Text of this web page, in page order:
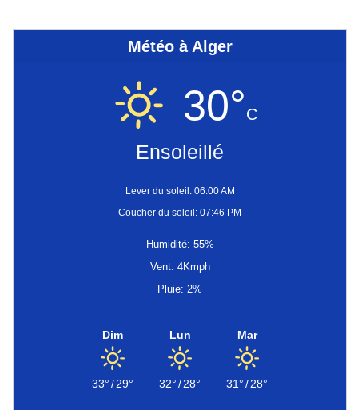
Météo à Alger
30°C
Ensoleillé
Lever du soleil: 06:00 AM
Coucher du soleil: 07:46 PM
Humidité: 55%
Vent: 4Kmph
Pluie: 2%
Dim
33°/29°
Lun
32°/28°
Mar
31°/28°